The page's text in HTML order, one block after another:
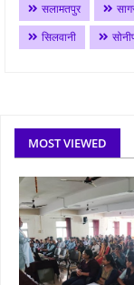
सलामतपुर
सिलवानी
MOST VIEWED